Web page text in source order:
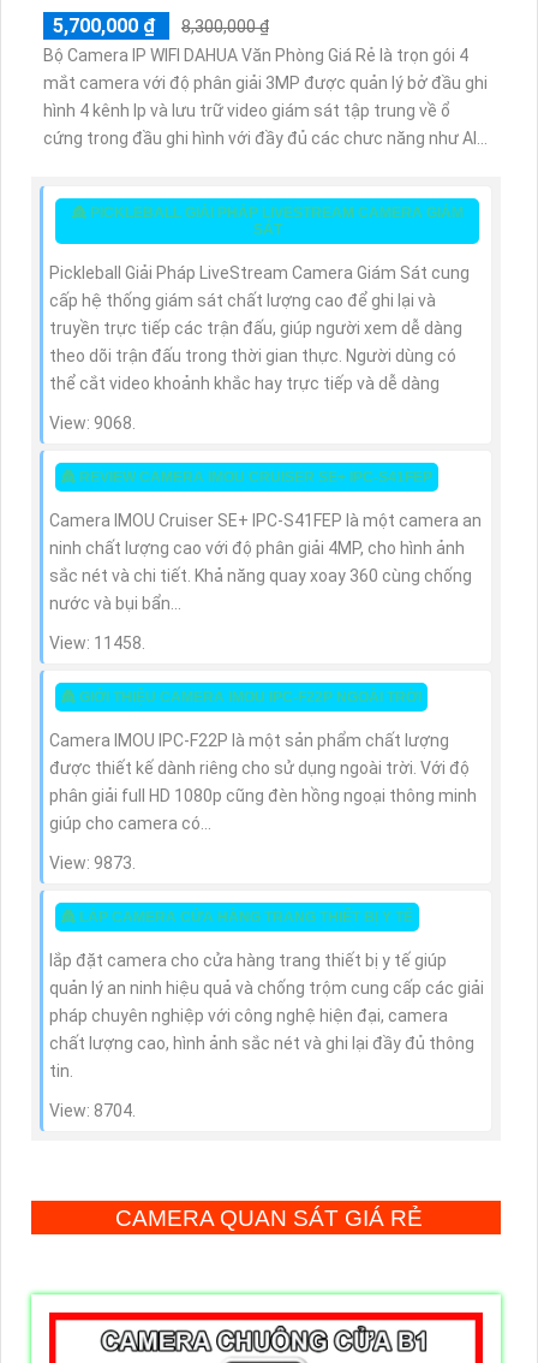
5,700,000 ₫
8,300,000 ₫
Bộ Camera IP WIFI DAHUA Văn Phòng Giá Rẻ là trọn gói 4
mắt camera với độ phân giải 3MP được quản lý bở đầu ghi
hình 4 kênh Ip và lưu trữ video giám sát tập trung về ổ
cứng trong đầu ghi hình với đầy đủ các chưc năng như AI
giám sát có màu vào ban đêm
👸 PICKLEBALL GIẢI PHÁP LIVESTREAM CAMERA GIÁM
SÁT
Pickleball Giải Pháp LiveStream Camera Giám Sát cung
cấp hệ thống giám sát chất lượng cao để ghi lại và
truyền trực tiếp các trận đấu, giúp người xem dễ dàng
theo dõi trận đấu trong thời gian thực. Người dùng có
thể cắt video khoảnh khắc hay trực tiếp và dễ dàng
View: 9068.
👸 REVIEW CAMERA IMOU CRUISER SE+ IPC-S41FEP
Camera IMOU Cruiser SE+ IPC-S41FEP là một camera an
ninh chất lượng cao với độ phân giải 4MP, cho hình ảnh
sắc nét và chi tiết. Khả năng quay xoay 360 cùng chống
nước và bụi bẩn...
View: 11458.
👸 GIỚI THIỆU CAMERA IMOU IPC-F22P NGOÀI TRỜI
Camera IMOU IPC-F22P là một sản phẩm chất lượng
được thiết kế dành riêng cho sử dụng ngoài trời. Với độ
phân giải full HD 1080p cũng đèn hồng ngoại thông minh
giúp cho camera có...
View: 9873.
👸 LẮP CAMERA CỬA HÀNG TRANG THIẾT BỊ Y TẾ
lắp đặt camera cho cửa hàng trang thiết bị y tế giúp
quản lý an ninh hiệu quả và chống trộm cung cấp các giải
pháp chuyên nghiệp với công nghệ hiện đại, camera
chất lượng cao, hình ảnh sắc nét và ghi lại đầy đủ thông
tin.
View: 8704.
CAMERA QUAN SÁT GIÁ RẺ